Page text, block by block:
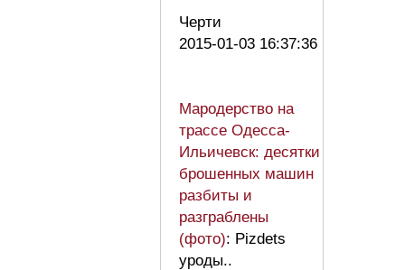
Черти
2015-01-03 16:37:36
Мародерство на
трассе Одесса-
Ильичевск: десятки
брошенных машин
разбиты и
разграблены
(фото): Pizdets
уроды..